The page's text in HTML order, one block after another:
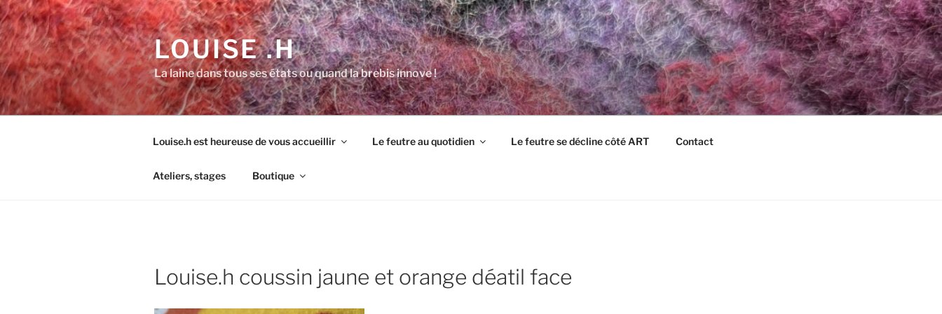
Aller
au
contenu
principal
LOUISE .H
La laine dans tous ses états ou quand la brebis innove !
Louise.h est heureuse de vous accueillir Le feutre au quotidien Le feutre se décline côté ART Contact
Ateliers, stages Boutique
Louise.h coussin jaune et orange déatil face